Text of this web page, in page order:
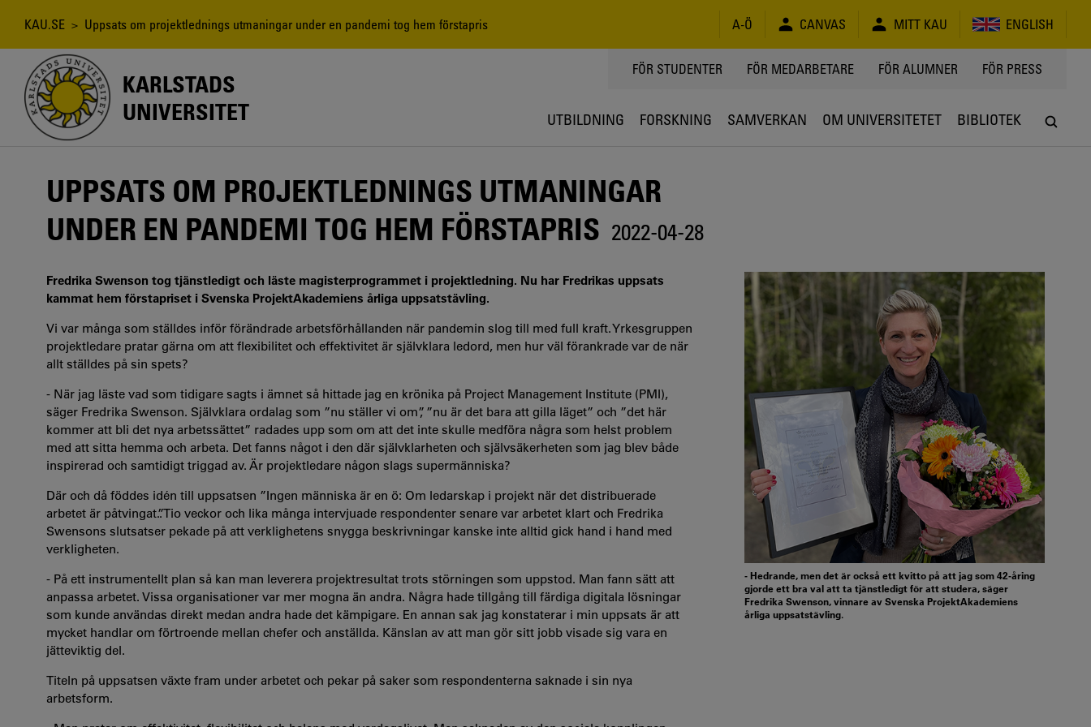
Länkstig
KAU.SE > Uppsats om projektlednings utmaningar under en pandemi tog hem förstapris A-Ö CANVAS MITT KAU ENGLISH
KARLSTADS
UNIVERSITET
TOPPMENY
FÖR STUDENTER FÖR MEDARBETARE FÖR ALUMNER FÖR PRESS
UTBILDNING FORSKNING SAMVERKAN OM UNIVERSITETET BIBLIOTEK
UPPSATS OM PROJEKTLEDNINGS UTMANINGAR
UNDER EN PANDEMI TOG HEM FÖRSTAPRIS 2022-04-28
Fredrika Swenson tog tjänstledigt och läste magisterprogrammet i projektledning. Nu har Fredrikas uppsats
kammat hem förstapriset i Svenska ProjektAkademiens årliga uppsatstävling.
Vi var många som ställdes inför förändrade arbetsförhållanden när pandemin slog till med full kraft. Yrkesgruppen
projektledare pratar gärna om att flexibilitet och effektivitet är självklara ledord, men hur väl förankrade var de när
allt ställdes på sin spets?
- När jag läste vad som tidigare sagts i ämnet så hittade jag en krönika på Project Management Institute (PMI),
säger Fredrika Swenson. Självklara ordalag som ”nu ställer vi om”, ”nu är det bara att gilla läget” och ”det här
kommer att bli det nya arbetssättet” radades upp som om att det inte skulle medföra några som helst problem
med att sitta hemma och arbeta. Det fanns något i den där självklarheten och självsäkerheten som jag blev både
inspirerad och samtidigt triggad av. Är projektledare någon slags supermänniska?
Där och då föddes idén till uppsatsen ”Ingen människa är en ö: Om ledarskap i projekt när det distribuerade
arbetet är påtvingat.”. Tio veckor och lika många intervjuade respondenter senare var arbetet klart och Fredrika
Swensons slutsatser pekade på att verklighetens snygga beskrivningar kanske inte alltid gick hand i hand med
verkligheten.
- På ett instrumentellt plan så kan man leverera projektresultat trots störningen som uppstod. Man fann sätt att
anpassa arbetet. Vissa organisationer var mer mogna än andra. Några hade tillgång till färdiga digitala lösningar
som kunde användas direkt medan andra hade det kämpigare. En annan sak jag konstaterar i min uppsats är att
mycket handlar om förtroende mellan chefer och anställda. Känslan av att man gör sitt jobb visade sig vara en
jätteviktig del.
Titeln på uppsatsen växte fram under arbetet och pekar på saker som respondenterna saknade i sin nya
arbetsform.
- Hedrande, men det är också ett kvitto på att jag som 42-åring
gjorde ett bra val att ta tjänstledigt för att studera, säger
Fredrika Swenson, vinnare av Svenska ProjektAkademiens
årliga uppsatstävling.